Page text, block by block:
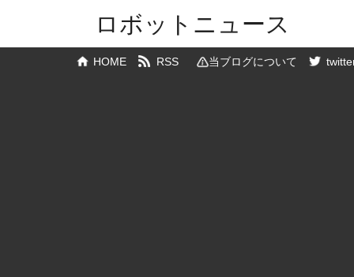
ロボットニュース
HOME RSS 当ブログについて